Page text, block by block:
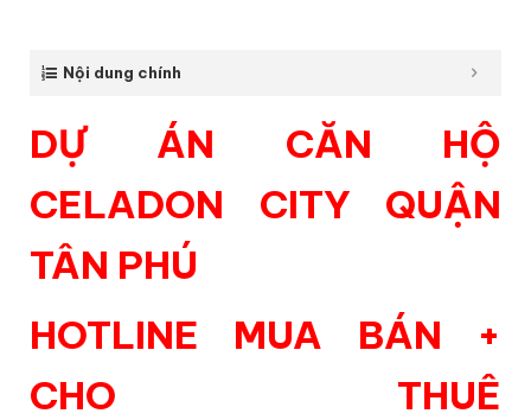
Nội dung chính
DỰ ÁN CĂN HỘ
CELADON CITY QUẬN
TÂN PHÚ
HOTLINE MUA BÁN +
CHO THUÊ